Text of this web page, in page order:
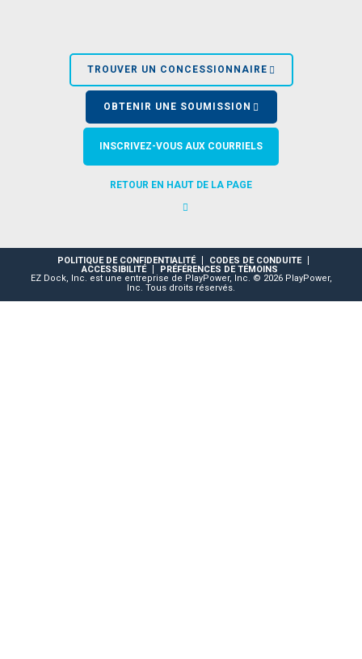
TROUVER UN CONCESSIONNAIRE
OBTENIR UNE SOUMISSION
INSCRIVEZ-VOUS AUX COURRIELS
RETOUR EN HAUT DE LA PAGE
POLITIQUE DE CONFIDENTIALITÉ
CODES DE CONDUITE
ACCESSIBILITÉ
PRÉFÉRENCES DE TÉMOINS
EZ Dock, Inc. est une entreprise de PlayPower, Inc. © 2026 PlayPower,
Inc. Tous droits réservés.